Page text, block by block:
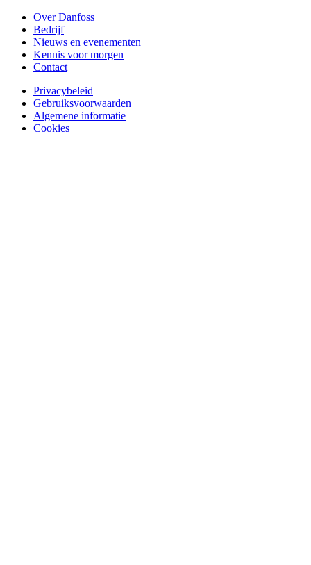
Over Danfoss
Bedrijf
Nieuws en evenementen
Kennis voor morgen
Contact
Privacybeleid
Gebruiksvoorwaarden
Algemene informatie
Cookies